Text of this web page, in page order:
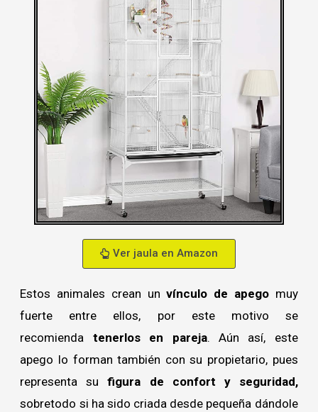
Ver jaula en Amazon
Estos animales crean unvínculo de apegomuy
fuerte entre ellos, por este motivo se
recomienda tenerlos en pareja. Aún así, este
apego lo forman también con su propietario, pues
representa su figura de confort y seguridad,
sobretodo si ha sido criada desde pequeña dándole